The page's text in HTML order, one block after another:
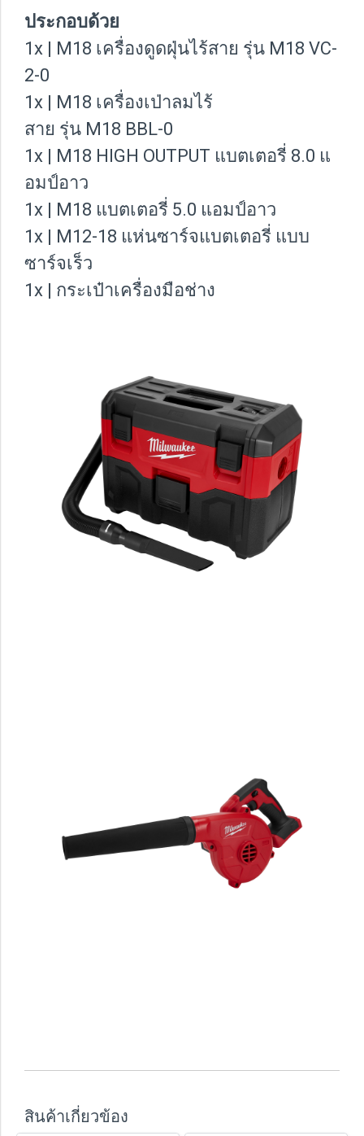
ประกอบด้วย
1x | M18 เครื่องดูดฝุ่นไร้สาย รุ่น M18 VC-
2-0
1x | M18 เครื่องเป่าลมไร้
สาย รุ่น M18 BBL-0
1x | M18 HIGH OUTPUT แบตเตอรี่ 8.0 แ
อมป์อาว
1x | M18 แบตเตอรี่ 5.0 แอมป์อาว
1x | M12-18 แห่นซาร์จแบตเตอรี่ แบบ
ซาร์จเร็ว
1x | กระเป๋าเครื่องมือช่าง
สินค้าเกี่ยวข้อง